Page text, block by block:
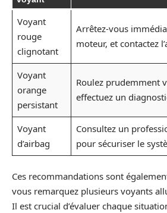
Voyant
rouge
clignotant
Arrêtez-vous
moteur, et contactez
Voyant
orange
persistant
Roulez prudemment
effectuez un
Voyant
d’airbag
Consultez un
pour sécuriser le
Ces recommandations sont
vous remarquez plusieurs voyants
Il est crucial d’évaluer chaque